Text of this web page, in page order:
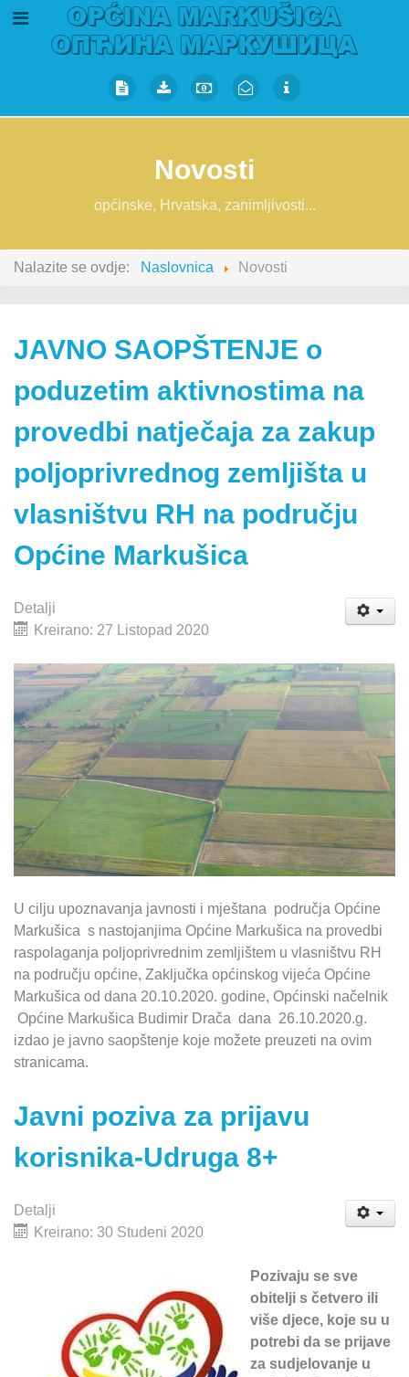
Novosti
općinske, Hrvatska, zanimljivosti...
Nalazite se ovdje: Naslovnica Novosti
JAVNO SAOPŠTENJE o
poduzetim aktivnostima na
provedbi natječaja za zakup
poljoprivrednog zemljišta u
vlasništvu RH na području
Općine Markušica
Detalji
Kreirano: 27 Listopad 2020
U cilju upoznavanja javnosti i mještana područja Općine
Markušica s nastojanjima Općine Markušica na provedbi
raspolaganja poljoprivrednim zemljištem u vlasništvu RH
na području općine, Zaključka općinskog vijeća Općine
Markušica od dana 20.10.2020. godine, Općinski načelnik
Općine Markušica Budimir Drača dana 26.10.2020.g.
izdao je javno saopštenje koje možete preuzeti na ovim
stranicama.
Javni poziva za prijavu
korisnika-Udruga 8+
Detalji
Kreirano: 30 Studeni 2020
Pozivaju se sve
obitelji s četvero ili
više djece, koje su u
potrebi da se prijave
za sudjelovanje u